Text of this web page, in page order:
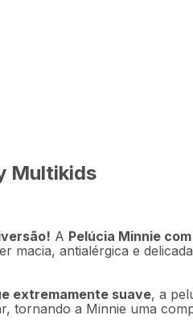
Multikids
A Pelúcia Minnie
macia, antialérgica e
extremamente suave, a
tornando a Minnie uma